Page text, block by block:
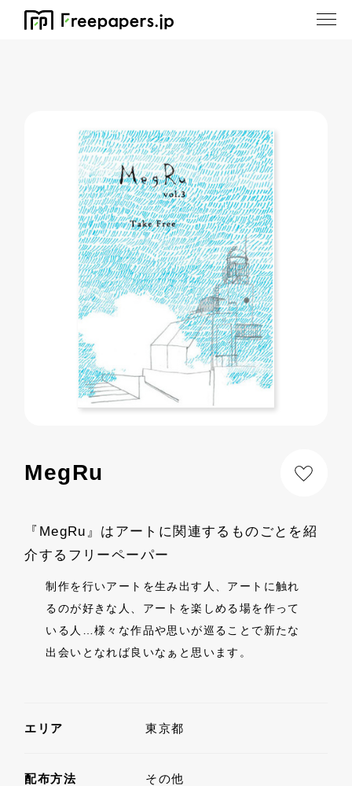
ホーム MegRu
MegRu
『MegRu』はアートに関連するものごとを紹
介するフリーペーパー
制作を行いアートを生み出す人、アートに触れ
るのが好きな人、アートを楽しめる場を作って
いる人…様々な作品や思いが巡ることで新たな
出会いとなれば良いなぁと思います。
エリア 東京都
配布方法 その他